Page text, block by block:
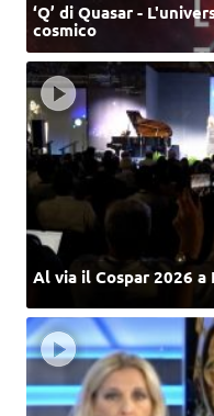
‘Q’ di Quasar -
cosmico
Al via il Cospar 2026 a